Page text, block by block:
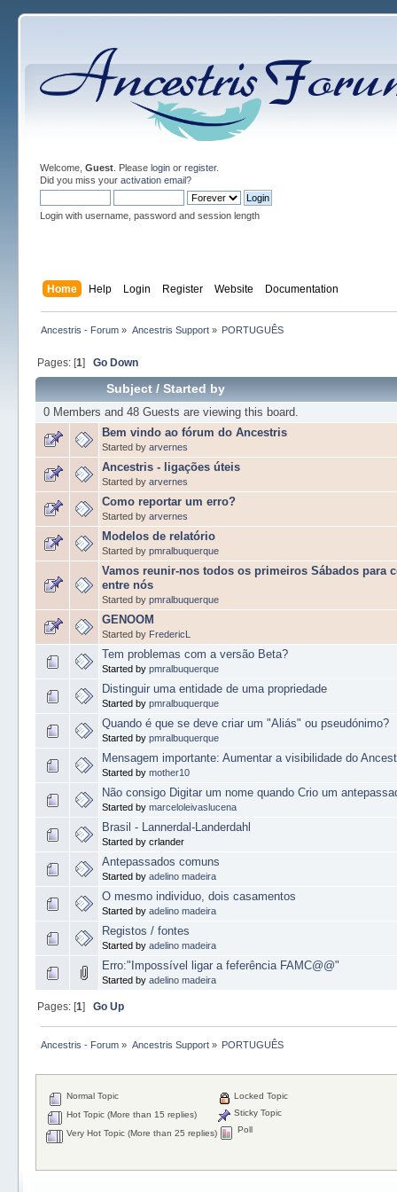
Welcome, Guest. Please loginor register.
Did you miss your activation email?
Login with username, password and session length
Home Help Login Register Website Documentation
Ancestris - Forum » Ancestris Support» PORTUGUÊS
Pages: [1] Go Down
Subject /Started by
0 Members and 48 Guests are viewing this board.
Bem vindo ao fórum do Ancestris
Started by arvernes
Ancestris - ligações úteis
Started by arvernes
Como reportar um erro?
Started by arvernes
Modelos de relatório
Started by pmralbuquerque
Vamos reunir-nos todos os primeiros Sábados para
entre nós
Started by pmralbuquerque
GENOOM
Started by FredericL
Tem problemas com a versão Beta?
Started by pmralbuquerque
Distinguir uma entidade de uma propriedade
Started by pmralbuquerque
Quando é que se deve criar um "Aliás" ou pseudónimo?
Started by pmralbuquerque
Mensagem importante: Aumentar a visibilidade do
Started by mother10
Não consigo Digitar um nome quando Crio um
Started by marceloleivaslucena
Brasil - Lannerdal-Landerdahl
Started by crlander
Antepassados comuns
Started by adelino madeira
O mesmo individuo, dois casamentos
Started by adelino madeira
Registos / fontes
Started by adelino madeira
Erro:"Impossível ligar a feferência FAMC@@"
Started by adelino madeira
Pages: [1] Go Up
Ancestris - Forum » Ancestris Support» PORTUGUÊS
Normal Topic
Hot Topic (More than 15 replies)
Very Hot Topic (More than 25 replies)
Locked Topic
Sticky Topic
Poll